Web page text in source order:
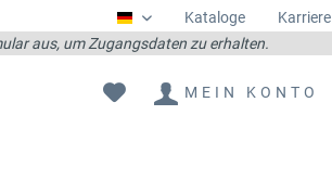
DeutschKataloge Karriere
aus, um Zugangsdaten zu erhalten.
MEIN KONTO